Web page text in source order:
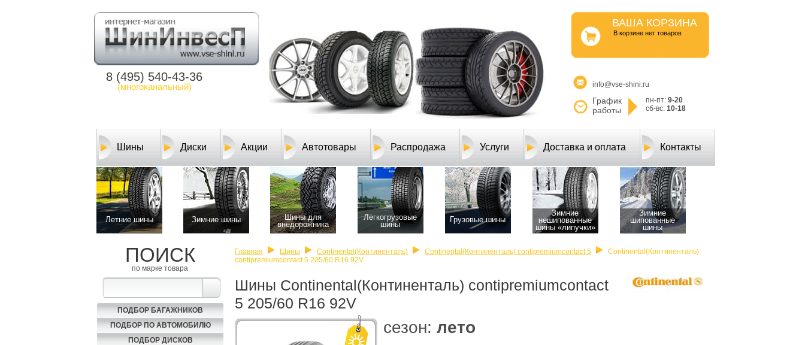
8 (495) 540-43-36
(многоканальный)
ВАША КОРЗИНА
B корзине нет товаров
info@vse-shini.ru
График
работы
пн-пт: 9-20
сб-вс: 10-18
Шины Диски Акции Автотовары Распродажа Услуги Доставка и оплата Контакты
Летние шины Зимние шины
Шины для
внедорожника
Легкогрузовые
шины
Грузовые шины
Зимние
нешипованные
шины «липучки»
Зимние
шипованные
шины
ПОИСК
по марке товара
ПОДБОР БАГАЖНИКОВ
ПОДБОР ПО АВТОМОБИЛЮ
ПОДБОР ДИСКОВ
Главная Шины Continental(Континенталь) Continental(Континенталь) contipremiumcontact 5
Continental(Континенталь)
contipremiumcontact 5 205/60 R16 92V
Шины Continental(Континенталь) contipremiumcontact
5 205/60 R16 92V
cезон: лето